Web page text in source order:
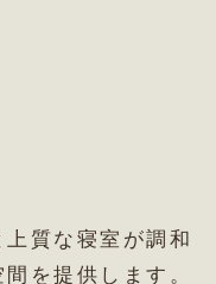
質な寝室が調和
を提供します。